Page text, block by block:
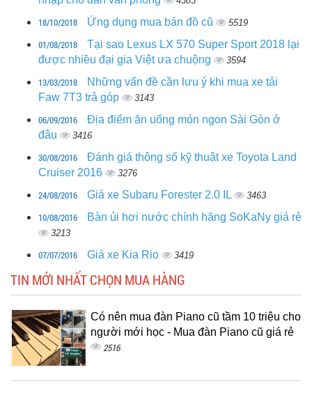
18/10/2018 Ứng dụng mua bán đồ cũ 5519
01/08/2018
Tại sao Lexus LX 570 Super Sport 2018 lại
được nhiều đại gia Việt ưa chuộng
3594
13/03/2018
Những vấn đề cần lưu ý khi mua xe tải
Faw 7T3 trả góp
3143
06/09/2016
Địa điểm ăn uống món ngon Sài Gòn ở
đâu
3416
30/08/2016
Đánh giá thông số kỹ thuật xe Toyota Land
Cruiser 2016
3276
24/08/2016 Giá xe Subaru Forester 2.0 IL 3463
10/08/2016 Bàn ủi hơi nước chính hãng SoKaNy giá rẻ
3213
07/07/2016 Giá xe Kia Rio 3419
TIN MỚI NHẤT CHỌN MUA HÀNG
Có nên mua đàn Piano cũ tầm 10 triệu cho
người mới học - Mua đàn Piano cũ giá rẻ
2516